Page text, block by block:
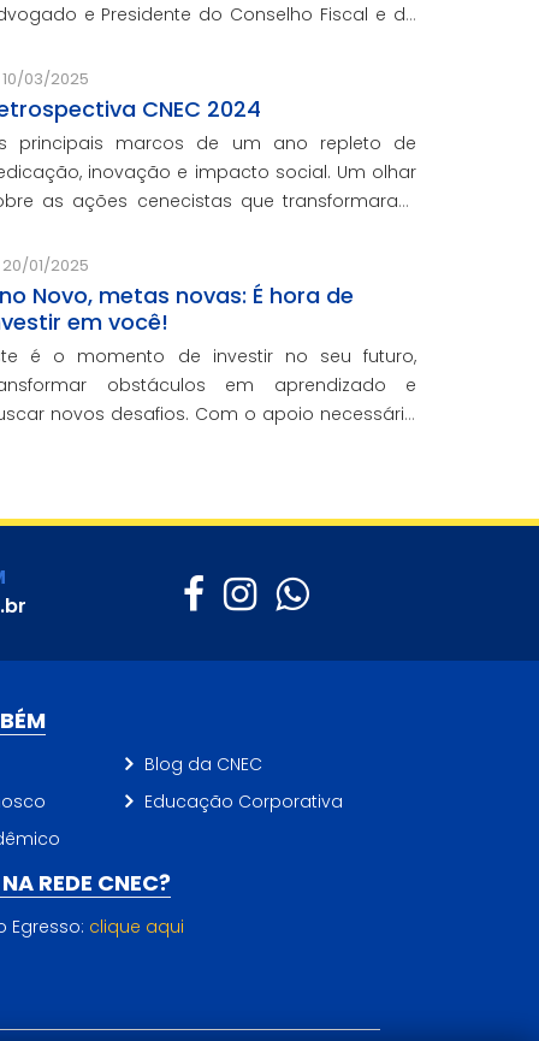
e Presidente do Conselho Fiscal e de
impacto cenecista na educação brasileira.
10/03/2025
CNEC 2024
principais marcos de um ano repleto de
inovação e impacto social. Um olhar
as ações cenecistas que transformaram
de qualidade.
20/01/2025
Novo, metas novas: É hora de
em você!
é o momento de investir no seu futuro,
obstáculos em aprendizado e
novos desafios. Com o apoio necessário
Blog da CNEC
Educação Corporativa
REDE CNEC?
Egresso: clique aqui